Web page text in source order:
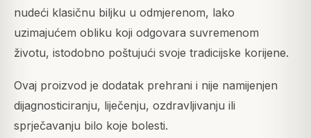
nudeći klasičnu biljku u odmjerenom, lako
uzimajućem obliku koji odgovara suvremenom
životu, istodobno poštujući svoje tradicijske korijene.
Ovaj proizvod je dodatak prehrani i nije namijenjen
dijagnosticiranju, liječenju, ozdravljivanju ili
sprječavanju bilo koje bolesti.